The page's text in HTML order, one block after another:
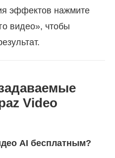
эффектов нажмите
видео», чтобы
Video
AI бесплатным?